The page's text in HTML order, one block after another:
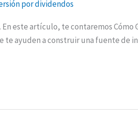
por dividendos
este artículo, te contaremos Cómo
te ayuden a construir una fuente de